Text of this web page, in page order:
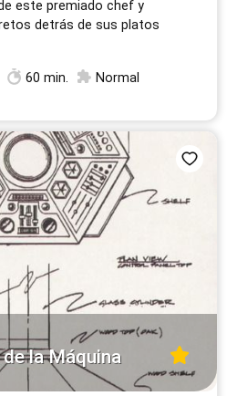
este premiado chef y
detrás de sus platos
60 min.
Normal
la Máquina